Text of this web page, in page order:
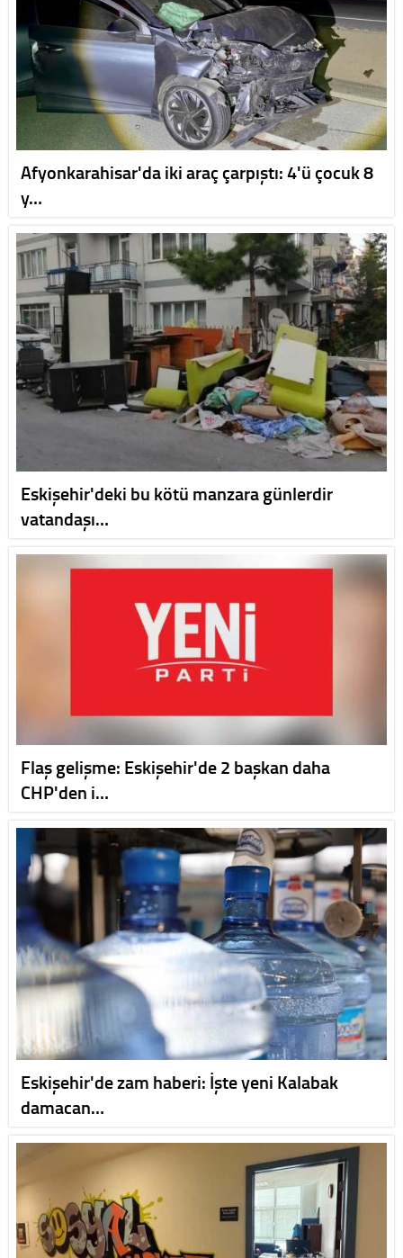
Afyonkarahisar'da iki araç çarpıştı: 4'ü çocuk 8
y…
Eskişehir'deki bu kötü manzara günlerdir
vatandaşı…
Flaş gelişme: Eskişehir'de 2 başkan daha
CHP'den i…
Eskişehir'de zam haberi: İşte yeni Kalabak
damacan…